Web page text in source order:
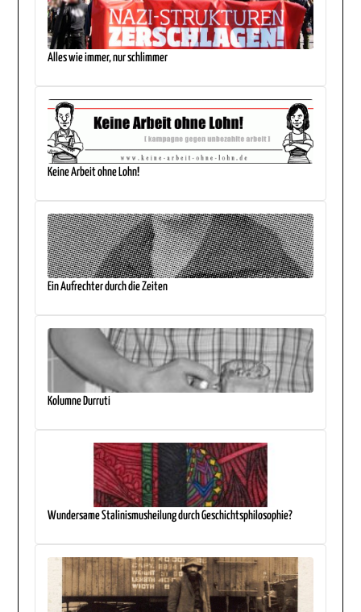
Alles wie immer, nur schlimmer
Keine Arbeit ohne Lohn!
Ein Aufrechter durch die Zeiten
Kolumne Durruti
Wundersame Stalinismusheilung durch Geschichtsphilosophie?